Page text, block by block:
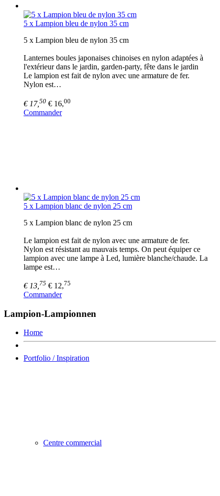
5 x Lampion bleu de nylon 35 cm
5 x Lampion bleu de nylon 35 cm
Lanternes boules japonaises chinoises en nylon adaptées à
l'extérieur dans le jardin, garden-party, fête dans le jardin
Le lampion est fait de nylon avec une armature de fer.
Nylon est…
€ 17, 50 € 16,00
Commander
5 x Lampion blanc de nylon 25 cm
5 x Lampion blanc de nylon 25 cm
Le lampion est fait de nylon avec une armature de fer.
Nylon est résistant au mauvais temps. On peut équiper ce
lampion avec une lampe à Led, lumière blanche/chaude. La
lampe est…
€ 13, 75 € 12,75
Commander
Lampion-Lampionnen
Home
Portfolio / Inspiration
Centre commercial